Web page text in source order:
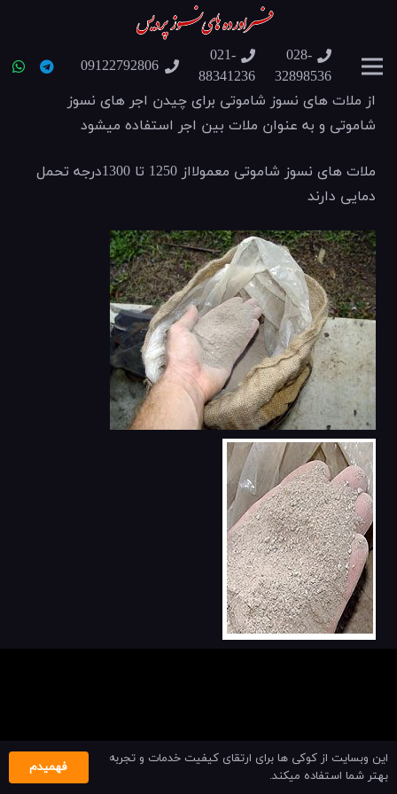
028-
32898536
021-
88341236
09122792806
از ملات های نسوز شاموتی برای چیدن اجر های نسوز
شاموتی و به عنوان ملات بین اجر استفاده میشود
ملات های نسوز شاموتی معمولااز 1250 تا 1300درجه تحمل
دمایی دارند
این وبسایت از کوکی ها برای ارتقای کیفیت خدمات و تجربه
بهتر شما استفاده میکند.
فهمیدم